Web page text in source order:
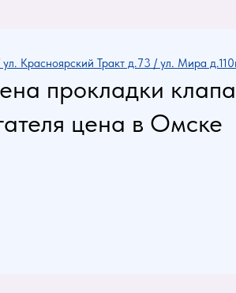
Красноярский Тракт д.73 / ул. Мира
прокладки
цена в Омске